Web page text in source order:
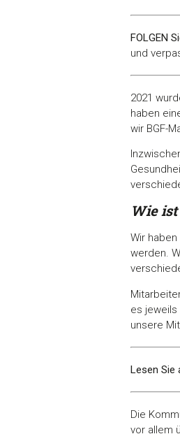
FOLGEN
und
2021
haben
wir BGF-
Wie
Wir
werden.
es
unsere
Lesen Sie
Die
vor allem